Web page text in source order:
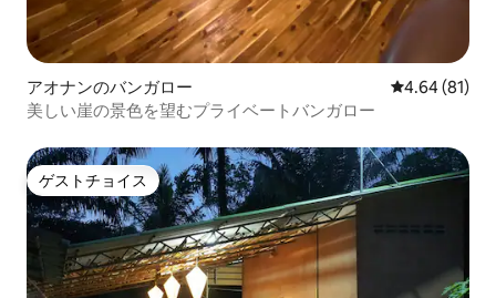
アオナンのバンガロー レビュー81
4.64 (81)
美しい崖の景色を望むプライベートバンガロー
ゲストチョイス
ゲストチョイス